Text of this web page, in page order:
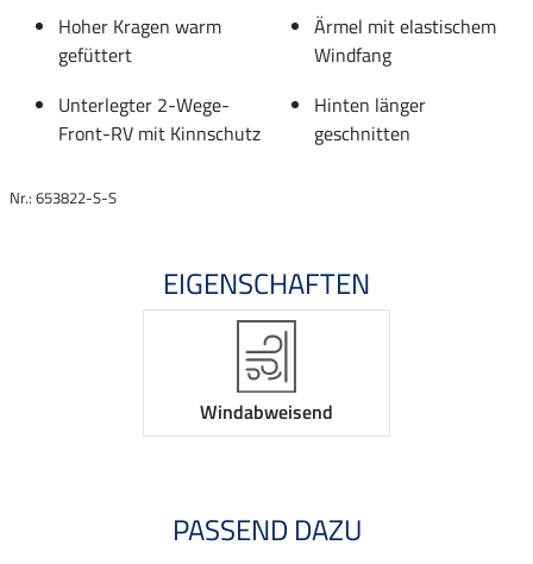
Hoher Kragen warm
gefüttert
Ärmel mit elastischem
Windfang
Unterlegter 2-Wege-
Front-RV mit Kinnschutz
Hinten länger
geschnitten
Nr.: 653822-S-S
EIGENSCHAFTEN
Windabweisend
PASSEND DAZU